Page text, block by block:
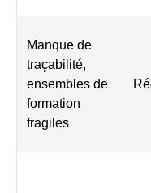
Manque de
traçabilité,
ensembles de
formation
fragiles